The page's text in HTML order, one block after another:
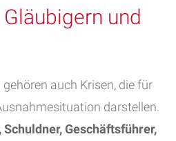
und
auch Krisen, die für
darstellen.
Schuldner, Geschäftsführer,